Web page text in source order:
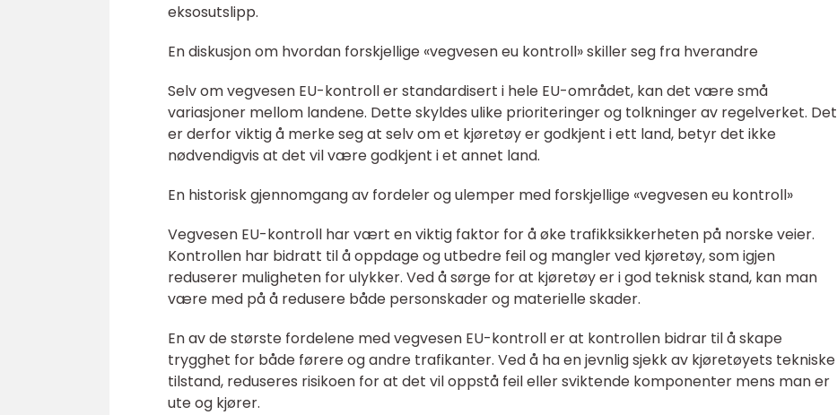
eksosutslipp.
En diskusjon om hvordan forskjellige «vegvesen eu kontroll» skiller seg fra hverandre
Selv om vegvesen EU-kontroll er standardisert i hele EU-området, kan det være små
variasjoner mellom landene. Dette skyldes ulike prioriteringer og tolkninger av regelverket. Det
er derfor viktig å merke seg at selv om et kjøretøy er godkjent i ett land, betyr det ikke
nødvendigvis at det vil være godkjent i et annet land.
En historisk gjennomgang av fordeler og ulemper med forskjellige «vegvesen eu kontroll»
Vegvesen EU-kontroll har vært en viktig faktor for å øke trafikksikkerheten på norske veier.
Kontrollen har bidratt til å oppdage og utbedre feil og mangler ved kjøretøy, som igjen
reduserer muligheten for ulykker. Ved å sørge for at kjøretøy er i god teknisk stand, kan man
være med på å redusere både personskader og materielle skader.
En av de største fordelene med vegvesen EU-kontroll er at kontrollen bidrar til å skape
trygghet for både førere og andre trafikanter. Ved å ha en jevnlig sjekk av kjøretøyets tekniske
tilstand, reduseres risikoen for at det vil oppstå feil eller sviktende komponenter mens man er
ute og kjører.